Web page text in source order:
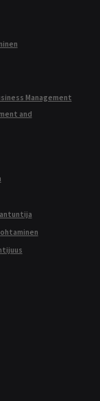
Management
and